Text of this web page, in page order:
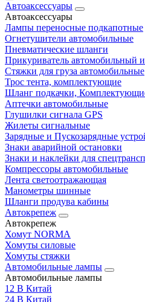
Автоаксессуары
Автоаксессуары
Лампы переносные подкапотные
Огнетушители автомобильные
Пневматические шланги
Прикуриватель автомобильный
Стяжки для груза автомобильные
Трос тента, комплектующие
Шланг подкачки,
Аптечки автомобильные
Глушилки сигнала GPS
Жилеты сигнальные
Зарядные и Пускозарядные
Знаки аварийной остановки
Знаки и наклейки для
Компрессоры автомобильные
Лента светоотражающая
Манометры шинные
Шланги продува кабины
Автокрепеж
Автокрепеж
Хомут NORMA
Хомуты силовые
Хомуты стяжки
Автомобильные лампы
Автомобильные лампы
12 В Китай
24 В Китай